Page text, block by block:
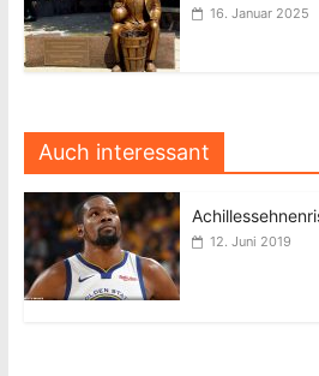
16. Januar 2025
Auch interessant
12. Juni 2019